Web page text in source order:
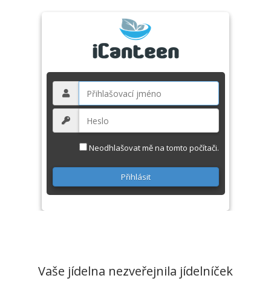
Neodhlašovat mě na tomto počítači.
Vaše jídelna nezveřejnila jídelníček